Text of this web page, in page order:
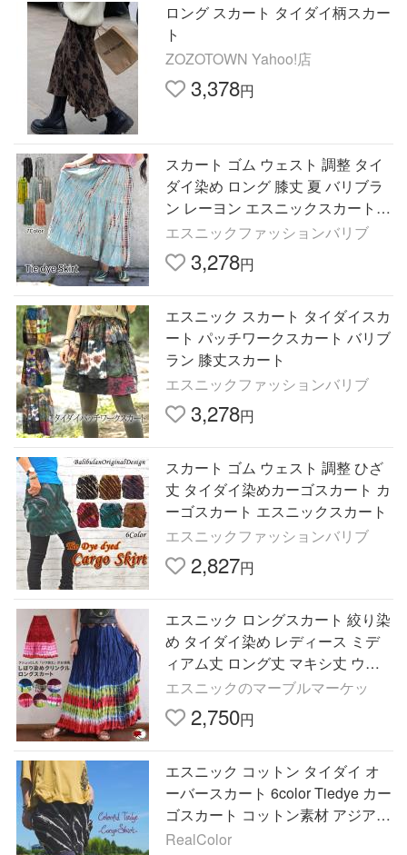
ロング スカート タイダイ柄スカー
ト
ZOZOTOWN Yahoo!店
3,378円
スカート ゴム ウェスト 調整 タイ
ダイ染め ロング 膝丈 夏 バリブラ
ン レーヨン エスニックスカート
アジアン フリーサイズ 涼しい
エスニックファッションバリブ
3,278円
エスニック スカート タイダイスカ
ート パッチワークスカート バリブ
ラン 膝丈スカート
エスニックファッションバリブ
3,278円
スカート ゴム ウェスト 調整 ひざ
丈 タイダイ染めカーゴスカート カ
ーゴスカート エスニックスカート
エスニックファッションバリブ
2,827円
エスニック ロングスカート 絞り染
め タイダイ染め レディース ミデ
ィアム丈 ロング丈 マキシ丈 ウエ
ストゴム レーヨン クリンクルシワ
加工 春 夏 秋 (3)
エスニックのマーブルマーケッ
2,750円
エスニック コットン タイダイ オ
ーバースカート 6color Tiedye カー
ゴスカート コットン素材 アジアン
オーバースカート 重ね着 アウトド
RealColor